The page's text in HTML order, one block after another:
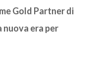
Gold Partner di
nuova era per